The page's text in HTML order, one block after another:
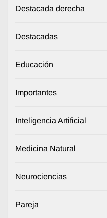
Destacada derecha
Destacadas
Educación
Importantes
Inteligencia Artificial
Medicina Natural
Neurociencias
Pareja